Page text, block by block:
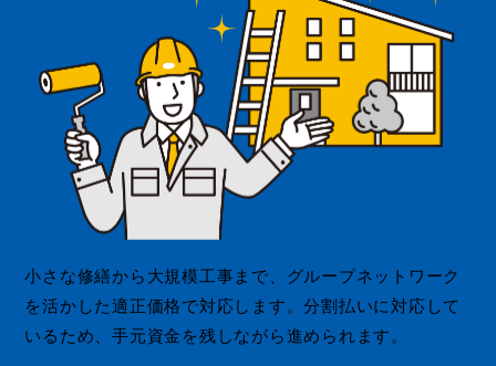
小さな修繕から大規模工事まで、グループネットワーク
を活かした適正価格で対応します。分割払いに対応して
いるため、手元資金を残しながら進められます。